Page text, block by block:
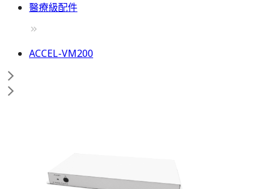
醫療級配件
ACCEL-VM200